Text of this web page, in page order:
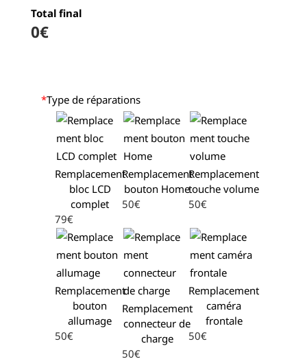
Total final
0€
*Type de réparations
Remplacement
bloc LCD
complet
79€
Remplacement
bouton Home
50€
Remplacement
touche volume
50€
Remplacement
bouton
allumage
50€
Remplacement
connecteur de
charge
50€
Remplacement
caméra
frontale
50€